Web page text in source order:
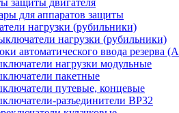
защиты двигателя
для аппаратов защиты
нагрузки (рубильники)
нагрузки (рубильники)
автоматического ввода резерва
нагрузки модульные
пакетные
путевые, концевые
разъединители ВР32